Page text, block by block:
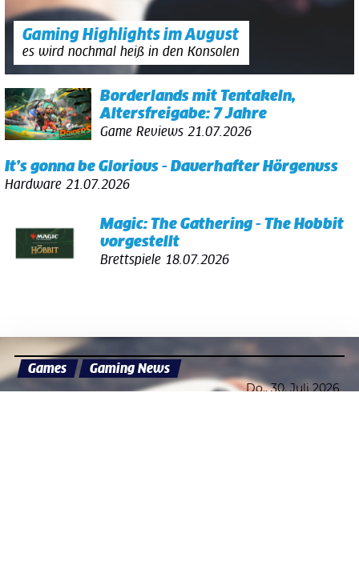
Gaming Highlights im August
es wird nochmal heiß in den Konsolen
Borderlands mit Tentakeln,
Altersfreigabe: 7 Jahre
Game Reviews 21.07.2026
It’s gonna be Glorious - Dauerhafter Hörgenuss
Hardware 21.07.2026
Magic: The Gathering - The Hobbit
vorgestellt
Brettspiele 18.07.2026
Games Gaming News
Do., 30. Juli 2026